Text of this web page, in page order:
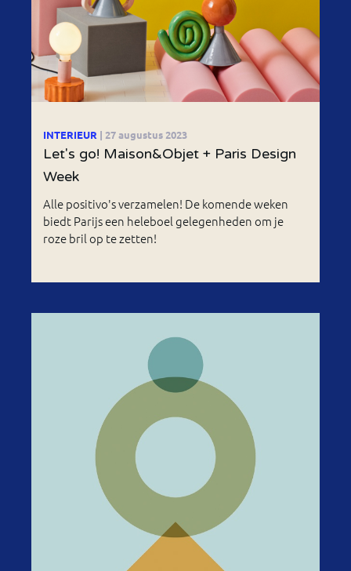
INTERIEUR | 27 augustus 2023
Let's go! Maison&Objet + Paris Design
Week
Alle positivo's verzamelen! De komende weken
biedt Parijs een heleboel gelegenheden om je
roze bril op te zetten!